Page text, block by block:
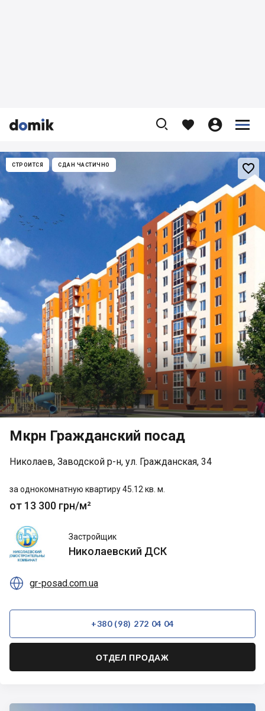


    


СТРОИТСЯ СДАН ЧАСТИЧНО 
Мкрн Гражданский посад
Николаев, Заводской р-н, ул. Гражданская, 34
за однокомнатную квартиру 45.12 кв. м.
от 13 300 грн/м²
Николаевский
ДСК
Застройщик
Николаевский ДСК
 gr-posad.com.ua
+380 (98) 272 04 04
ОТДЕЛ ПРОДАЖ